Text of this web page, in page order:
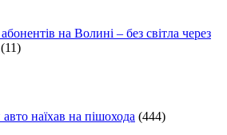
на Волині – без світла через
(11)
наїхав на пішохода (444)